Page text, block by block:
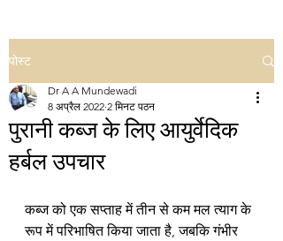
पोस्ट
पुरानी कब्ज के लिए आयुर्वेदिक
हर्बल उपचार
Dr A A Mundewadi
8 अप्रैल 2022 2 मिनट पठन
कब्ज को एक सप्ताह में तीन से कम मल त्याग के
रूप में परिभाषित किया जाता है, जबकि गंभीर